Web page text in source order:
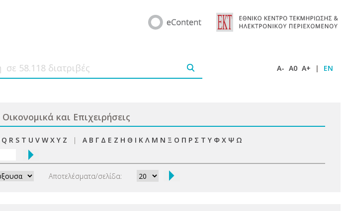
A- A0 A+ | EN
Οικονομικά και Επιχειρήσεις
Q R S T U V W X Y Z | Α Β Γ Δ Ε Ζ Η Θ Ι Κ Λ Μ Ν Ξ Ο Π Ρ Σ Τ Υ Φ Χ Ψ Ω
Αποτελέσματα/σελίδα: